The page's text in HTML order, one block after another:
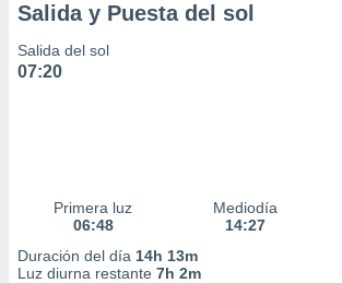
Salida y Puesta del sol
Salida del sol
07:20
Primera luz
06:48
Mediodía
14:27
Duración del día 14h 13m
Luz diurna restante 7h 2m